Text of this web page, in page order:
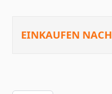
EINKAUFEN NACH